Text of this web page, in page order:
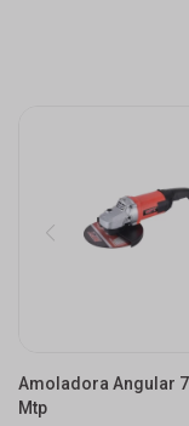
Amoladora Angular
Mtp